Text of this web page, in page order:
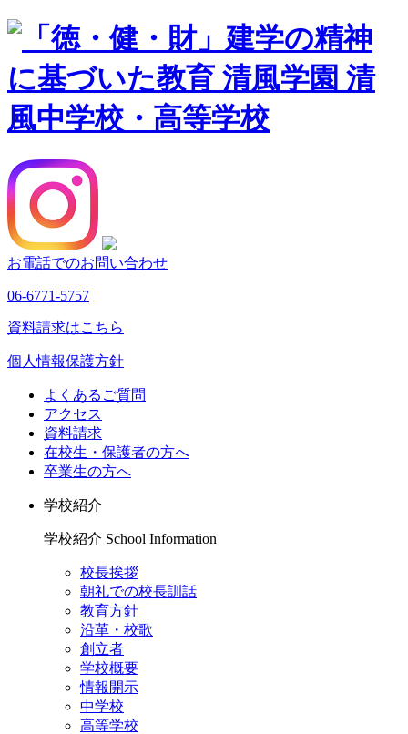
お電話でのお問い合わせ
06-6771-5757
資料請求はこちら
個人情報保護方針
よくあるご質問
アクセス
資料請求
在校生・保護者の方へ
卒業生の方へ
学校紹介
学校紹介 School Information
校長挨拶
朝礼での校長訓話
教育方針
沿革・校歌
創立者
学校概要
情報開示
中学校
高等学校